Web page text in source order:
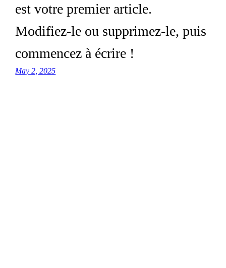
est votre premier article.
Modifiez-le ou supprimez-le, puis
commencez à écrire !
May 2, 2025